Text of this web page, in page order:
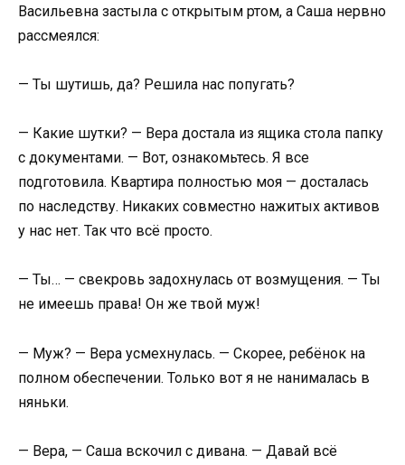
Васильевна застыла с открытым ртом, а Саша нервно
рассмеялся:
— Ты шутишь, да? Решила нас попугать?
— Какие шутки? — Вера достала из ящика стола папку
с документами. — Вот, ознакомьтесь. Я все
подготовила. Квартира полностью моя — досталась
по наследству. Никаких совместно нажитых активов
у нас нет. Так что всё просто.
— Ты… — свекровь задохнулась от возмущения. — Ты
не имеешь права! Он же твой муж!
— Муж? — Вера усмехнулась. — Скорее, ребёнок на
полном обеспечении. Только вот я не нанималась в
няньки.
— Вера, — Саша вскочил с дивана. — Давай всё